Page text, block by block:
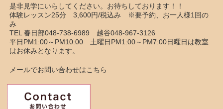
是非見学にいらしてください。お待ちしております！！
体験レッスン25分 3,600円/税込み ※要予約、お一人様1回の
み
TEL 春日部048-738-6989 越谷048-967-3126
平日PM1:00～PM10:00 土曜日PM1:00～PM7:00日曜日は教室
はお休みとなります。
メールでお問い合わせはこちら